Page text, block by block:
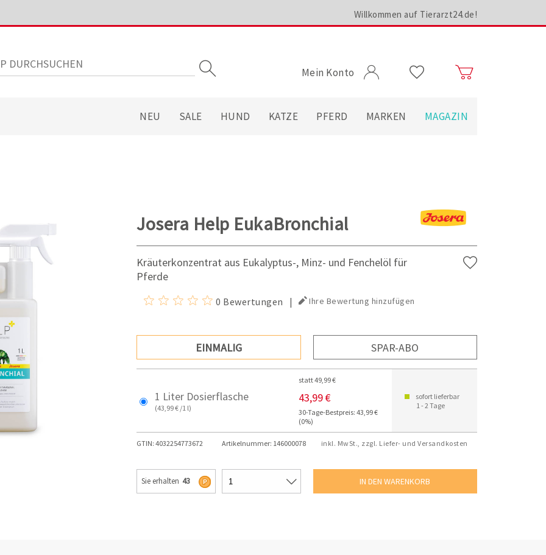
Willkommen auf Tierarzt24.de!
Mein Konto
NEU SALE HUND KATZE PFERD MARKEN MAGAZIN
Josera Help EukaBronchial
Kräuterkonzentrat aus Eukalyptus-, Minz- und Fenchelöl für
Pferde
0 Bewertungen | Ihre Bewertung hinzufügen
EINMALIG SPAR-ABO
1 Liter Dosierflasche
(43,99 € /1 l)
statt 49,99 €
43,99 €
30-Tage-Bestpreis: 43,99 €
(0%)
sofort lieferbar
1 - 2 Tage
GTIN: 4032254773672 Artikelnummer: 146000078 inkl. MwSt., zzgl. Liefer- und Versandkosten
Sie erhalten 43